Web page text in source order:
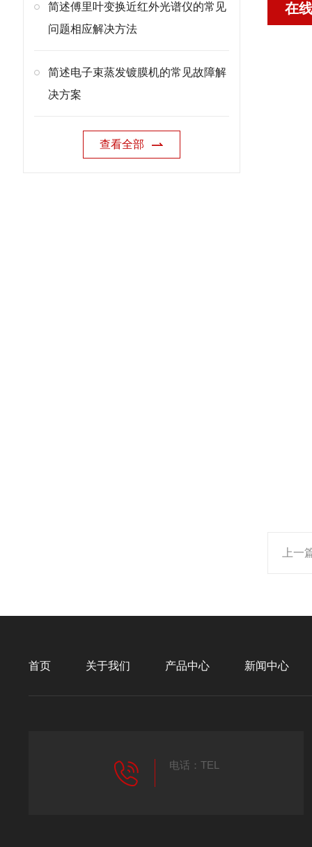
简述傅里叶变换近红外光谱仪的常见
问题相应解决方法
简述电子束蒸发镀膜机的常见故障解
决方案
查看全部
在
上一
首页 关于我们 产品中心 新闻中心
电话：TEL